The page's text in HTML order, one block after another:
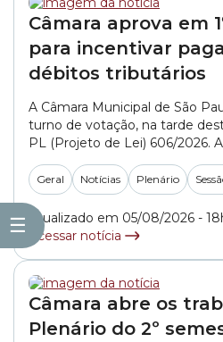
☰
Câmara aprova em
para incentivar
débitos tributários
A Câmara Municipal de São
turno de votação, na tarde
PL (Projeto de Lei) 606/2026.
pelo governo da capital, o
facilitar acordos para o
tributárias. Para incentivar a
Geral Notícias Plenário
Atualizado em 05/08/2026 -
Acessar notícia
Câmara abre os
Plenário do 2º